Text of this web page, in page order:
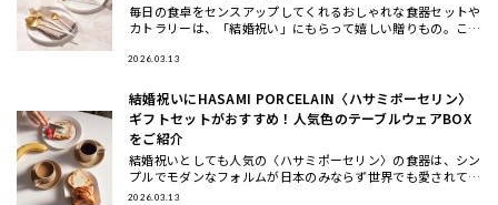
毎日の食卓をセンスアップしてくれるおしゃれな食器セットや
カトラリーは、「結婚祝い」にもらって嬉しい贈りもの。ここ
って嬉しいテ
2026.03.13
結婚祝いにHASAMI PORCELAIN〈ハサミポーセリン〉
ギフトセットがおすすめ！人気色のテーブルウェアBOX
をご紹介
結婚祝いとしても人気の〈ハサミポーセリン〉の食器は、シン
プルでモダンなフォルムが日本のみならず世界でも愛されてお
り今、注目のテーブルウェアブランド。今回は、波佐見焼の伝
2026.03.13